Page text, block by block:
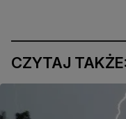
CZYTAJ TAKŻE: